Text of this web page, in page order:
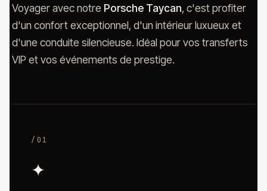
Voyager avec notre Porsche Taycan, c'est profiter
d'un confort exceptionnel, d'un intérieur luxueux et
d'une conduite silencieuse. Idéal pour vos transferts
VIP et vos événements de prestige.
/01
✦